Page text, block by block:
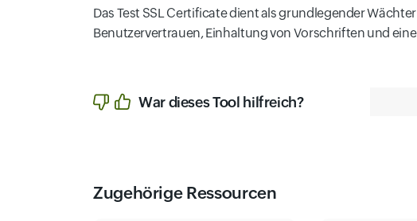
Das Test SSL Certificate dient als grundlegender
Benutzervertrauen, Einhaltung von Vorschriften und
War dieses Tool hilfreich?
Zugehörige Ressourcen